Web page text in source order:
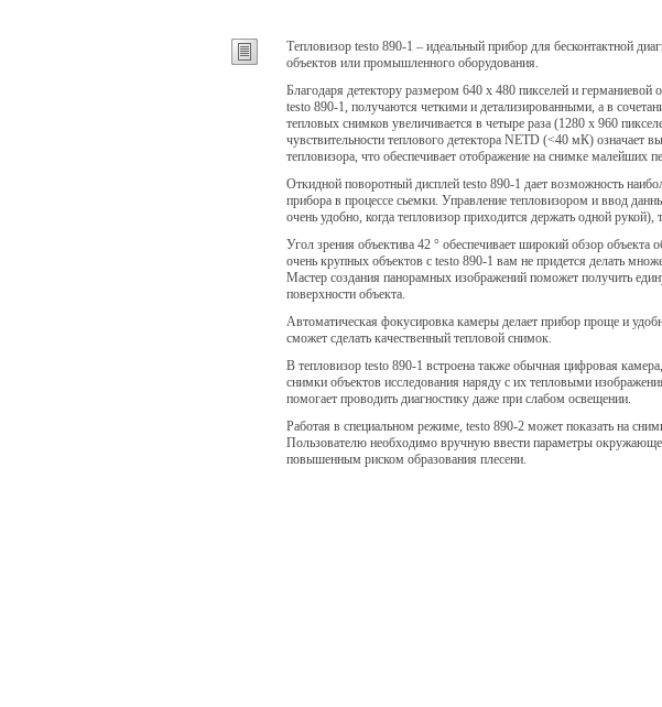
Тепловизор testo 890-1 – идеальный прибор для бесконтактной
объектов или промышленного оборудования.
Благодаря детектору размером 640 х 480 пикселей и
testo 890-1, получаются четкими и детализированными, а в
тепловых снимков увеличивается в четыре раза (1280 x 960
чувствительности теплового детектора NETD (<40 мК) означает
тепловизора, что обеспечивает отображение на снимке малейших
Откидной поворотный дисплей testo 890-1 дает возможность
прибора в процессе сьемки. Управление тепловизором и ввод
очень удобно, когда тепловизор приходится держать одной рукой),
Угол зрения объектива 42 ° обеспечивает широкий обзор объекта
очень крупных объектов с testo 890-1 вам не придется делать
Мастер создания панорамных изображений поможет получить
поверхности объекта.
Автоматическая фокусировка камеры делает прибор проще и
сможет сделать качественный тепловой снимок.
В тепловизор testo 890-1 встроена также обычная цифровая
снимки объектов исследования наряду с их тепловыми
помогает проводить диагностику даже при слабом освещении.
Работая в специальном режиме, testo 890-2 может показать на
Пользователю необходимо вручную ввести параметры
повышенным риском образования плесени.